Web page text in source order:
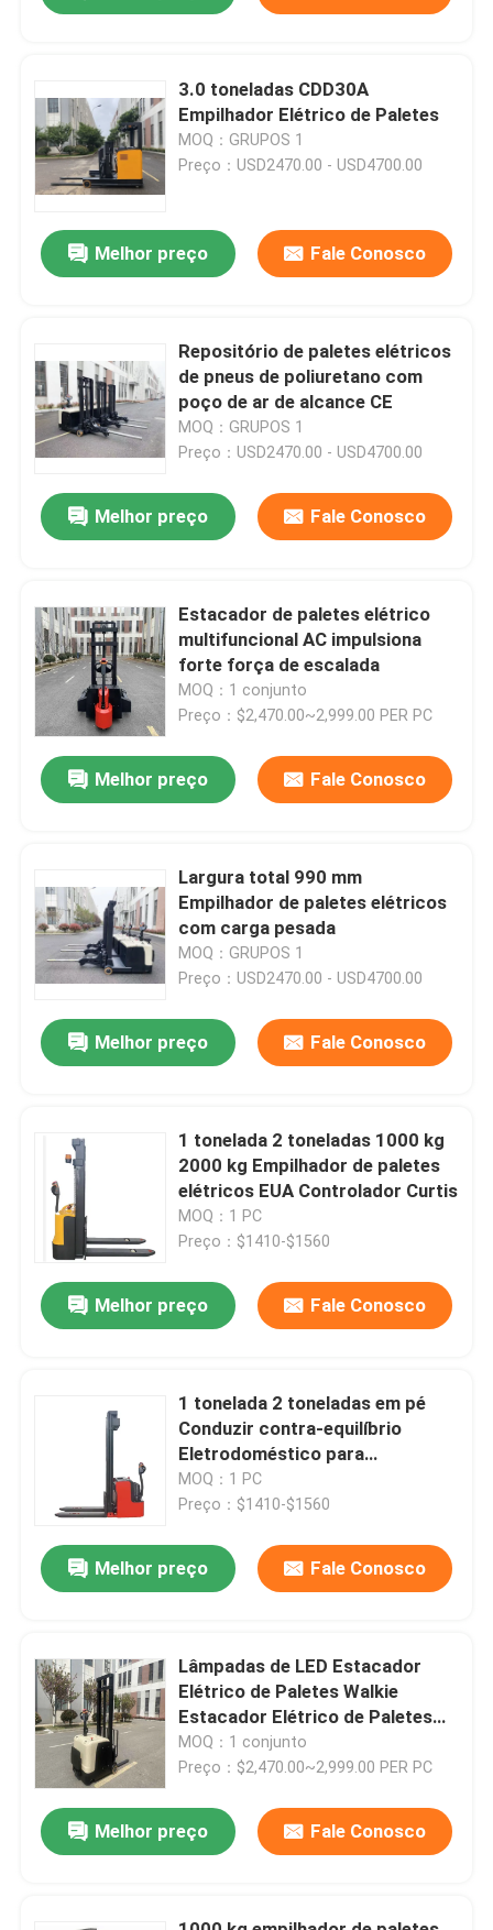
Casa
Sobre nós
Excursão da fábrica
Contato E.U.
Empilhadeira elétrica da pálete
Empilhador elétrico da pálete
Paleteira Elétrica
3.0 toneladas CDD30A
Empilhador Elétrico de Paletes
MOQ：GRUPOS 1
Preço：USD2470.00 - USD4700.00
Melhor preço Fale Conosco
Repositório de paletes elétricos
de pneus de poliuretano com
poço de ar de alcance CE
MOQ：GRUPOS 1
Preço：USD2470.00 - USD4700.00
Melhor preço Fale Conosco
Estacador de paletes elétrico
multifuncional AC impulsiona
forte força de escalada
MOQ：1 conjunto
Preço：$2,470.00~2,999.00 PER PC
Melhor preço Fale Conosco
Largura total 990 mm
Empilhador de paletes elétricos
com carga pesada
MOQ：GRUPOS 1
Preço：USD2470.00 - USD4700.00
Melhor preço Fale Conosco
1 tonelada 2 toneladas 1000 kg
2000 kg Empilhador de paletes
elétricos EUA Controlador Curtis
MOQ：1 PC
Preço：$1410-$1560
Melhor preço Fale Conosco
1 tonelada 2 toneladas em pé
Conduzir contra-equilíbrio
Eletrodoméstico para
empilhadeiras de paletes
MOQ：1 PC
Preço：$1410-$1560
Melhor preço Fale Conosco
Lâmpadas de LED Estacador
Elétrico de Paletes Walkie
Estacador Elétrico de Paletes
Double Fork
MOQ：1 conjunto
Preço：$2,470.00~2,999.00 PER PC
Melhor preço Fale Conosco